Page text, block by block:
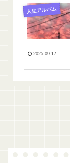
人生アルバム
2025.09.17